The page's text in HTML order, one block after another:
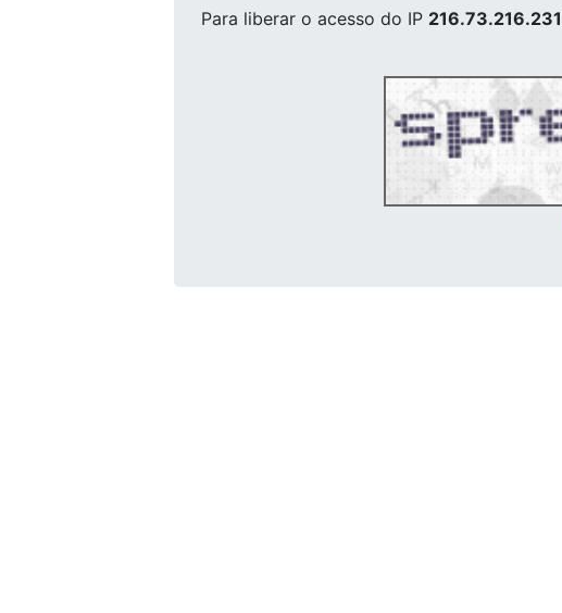
Para liberar o acesso do IP 216.73.216.231